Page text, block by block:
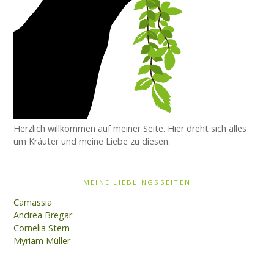
Herzlich willkommen auf meiner Seite. Hier dreht sich alles
um Kräuter und meine Liebe zu diesen.
MEINE LIEBLINGSSEITEN
Camassia
Andrea Bregar
Cornelia Stern
Myriam Müller